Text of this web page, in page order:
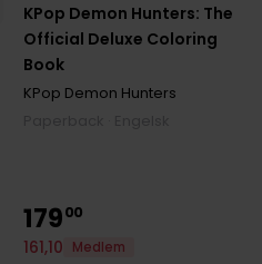
KPop Demon Hunters: The
Official Deluxe Coloring
Book
KPop Demon Hunters
17900
161,10
Medlem